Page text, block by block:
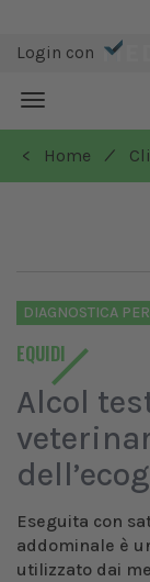
Login con
Toggle
navigation
< Home
/
DIAGNOSTICA
EQUIDI
Alcol
Eseguita con
addominale è
utilizzato dai